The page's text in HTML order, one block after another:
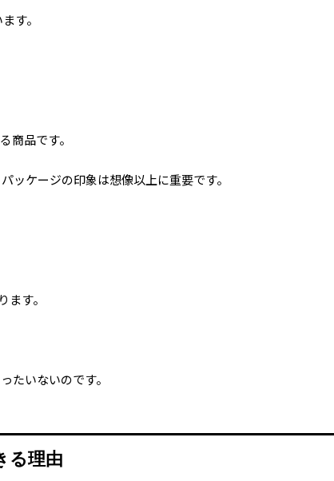
す。
商品です。
ッケージの印象は想像以上に重要です。
す。
たいないのです。
る理由